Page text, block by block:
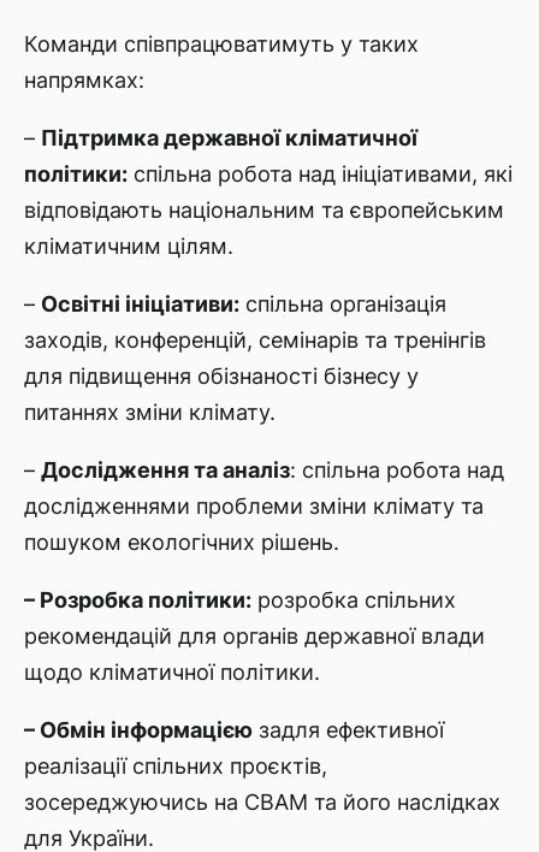
Команди співпрацюватимуть у таких
напрямках:
– Підтримка державної кліматичної
політики: спільна робота над ініціативами, які
відповідають національним та європейським
кліматичним цілям.
– Освітні ініціативи: спільна організація
заходів, конференцій, семінарів та тренінгів
для підвищення обізнаності бізнесу у
питаннях зміни клімату.
– Дослідження та аналіз: спільна робота над
дослідженнями проблеми зміни клімату та
пошуком екологічних рішень.
– Розробка політики: розробка спільних
рекомендацій для органів державної влади
щодо кліматичної політики.
– Обмін інформацією задля ефективної
реалізації спільних проєктів,
зосереджуючись на CBAM та його наслідках
для України.